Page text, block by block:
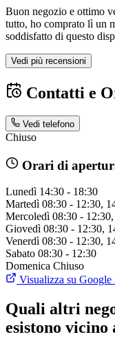
Buon negozio e ottimo
tutto, ho comprato lì un
soddisfatto di questo
Vedi più recensioni
Contatti e
Vedi telefono
Chiuso
Orari di
Lunedì 14:30 - 18:30
Martedì 08:30 - 12:30,
Mercoledì 08:30 -
Giovedì 08:30 - 12:30,
Venerdì 08:30 - 12:30,
Sabato 08:30 - 12:30
Domenica Chiuso
Visualizza su Google
Quali altri
esistono vicino